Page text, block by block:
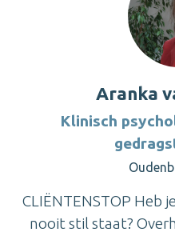
Aranka
Klinisch
CLIËNTENSTOP Heb
nooit stil staat?